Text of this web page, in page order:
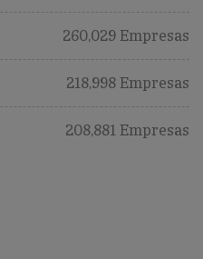
260,029 Empresas
218,998 Empresas
208,881 Empresas